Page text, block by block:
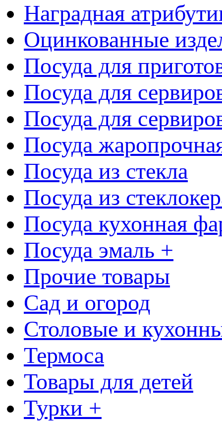
Наградная
Оцинкованные
Посуда для
Посуда для
Посуда для
Посуда
Посуда из стекла
Посуда из
Посуда кухонная
Посуда эмаль +
Прочие товары
Сад и огород
Столовые и
Термоса
Товары для детей
Турки +